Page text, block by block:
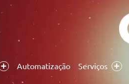
Automatização Serviços